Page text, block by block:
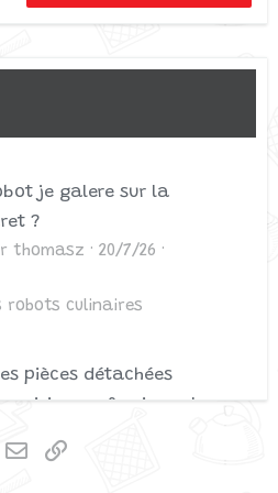
je galere sur la
?
thomasz
20/7/26
robots culinaires
pièces détachées
cuisine professionnel :
doit savoir
Piiixel
Pinterest
Email